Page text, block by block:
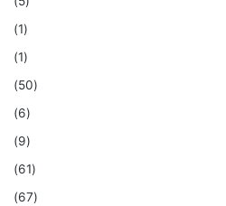
(1)
(1)
(50)
(6)
(9)
(61)
(67)